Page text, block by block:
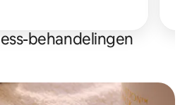
behandelingen